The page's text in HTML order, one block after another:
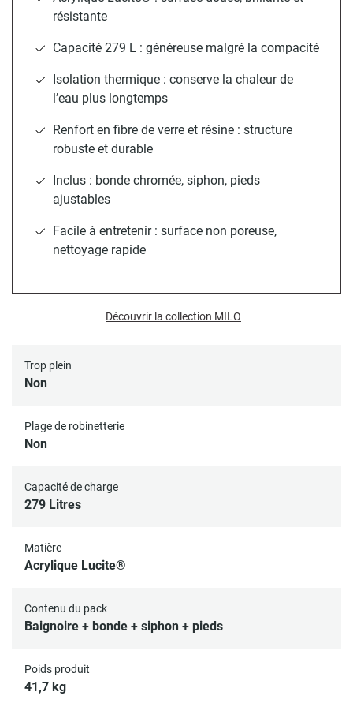
offre unecapacité généreuse de 279 litres
moments de détente.
Sa structure est renforcée par de lafibre de verre et de la
, assurant unerobustesse et une durabilité
exceptionnelles. Pour une installation sereine, elle est
avec une bonde chromée, un siphon et des pieds
pratique et esthétique.
Inclus : bonde chromée, siphon et pieds réglables
Trop plein
Non
Plage de robinetterie
Non
Capacité de charge
279 Litres
Matière
Acrylique Lucite®
Contenu du pack
Baignoire + bonde + siphon + pieds
Poids produit
41,7 kg
résistante
Capacité 279 L : généreuse malgré la compacité
Isolation thermique : conserve la chaleur de
l’eau plus longtemps
Renfort en fibre de verre et résine : structure
robuste et durable
Inclus : bonde chromée, siphon, pieds
ajustables
Facile à entretenir : surface non poreuse,
nettoyage rapide
Découvrir la collection MILO